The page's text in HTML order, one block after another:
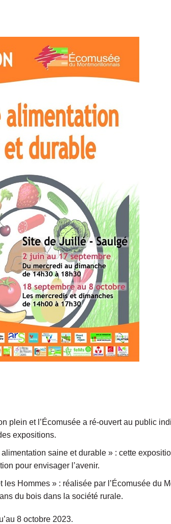
plein et l’Écomusée a ré-ouvert au public
expositions.
saine et durable » : cette
pour envisager l’avenir.
les Hommes » : réalisée par l’Écomusée du
du bois dans la société rurale.
8 octobre 2023.